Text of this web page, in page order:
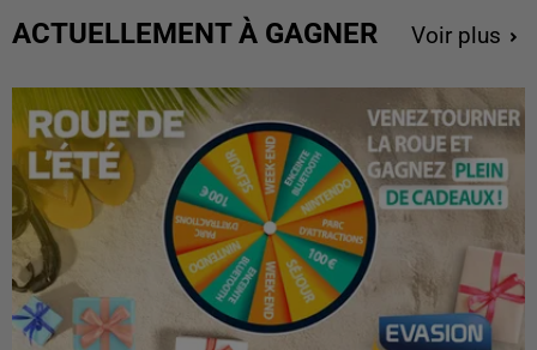
ACTUELLEMENT À GAGNER Voir plus